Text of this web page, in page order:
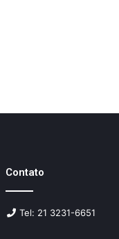
Contato
Tel: 21 3231-6651